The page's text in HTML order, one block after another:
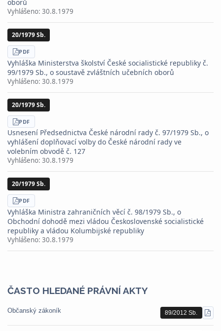
oborů
Vyhlášeno: 30.8.1979
20/1979 Sb.
STÁHNOUT
PDF
Vyhláška Ministerstva školství České socialistické republiky č.
99/1979 Sb., o soustavě zvláštních učebních oborů
Vyhlášeno: 30.8.1979
20/1979 Sb.
STÁHNOUT
PDF
Usnesení Předsednictva České národní rady č. 97/1979 Sb., o
vyhlášení doplňovací volby do České národní rady ve
volebním obvodě č. 127
Vyhlášeno: 30.8.1979
20/1979 Sb.
STÁHNOUT
PDF
Vyhláška Ministra zahraničních věcí č. 98/1979 Sb., o
Obchodní dohodě mezi vládou Československé socialistické
republiky a vládou Kolumbijské republiky
Vyhlášeno: 30.8.1979
ČASTO HLEDANÉ PRÁVNÍ AKTY
Občanský zákoník 89/2012 Sb.
PDF